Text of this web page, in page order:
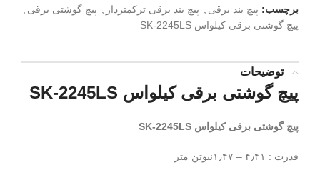
برچسب: پیچ بند برقی پیچ بند برقی ترکمتردار پیچ گوشتی برقی
پیچ گوشتی برقی کیلواس SK-2245LS
توضیحات
پیچ گوشتی برقی کیلواس SK-2245LS
پیچ گوشتی برقی کیلواس SK-2245LS
قدرت : ۴٫۴۱ – ۱٫۴۷نیوتن متر